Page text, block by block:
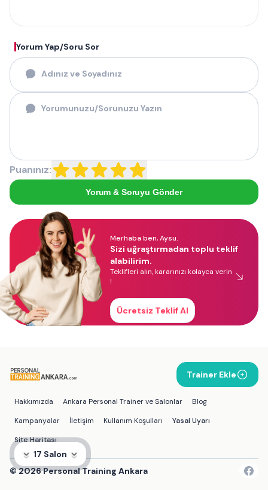
17 Salon
Yorum Yap/Soru Sor
Puanınız:
Yorum & Soruyu Gönder
Merhaba ben, Aysu.
Sizi uğraştırmadan toplu teklif
alabilirim.
Teklifleri alın, kararınızı kolayca verin
!
Ücretsiz Teklif Al
Trainer Ekle
Hakkımızda Ankara Personal Trainer ve Salonlar
Blog
Kampanyalar
İletişim Kullanım Koşulları
Yasal Uyarı
Site Haritası
©2026Personal Training Ankara